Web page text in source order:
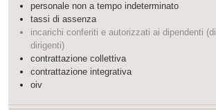
personale non a tempo indeterminato
tassi di assenza
incarichi conferiti e autorizzati ai dipendenti
dirigenti)
contrattazione collettiva
contrattazione integrativa
oiv